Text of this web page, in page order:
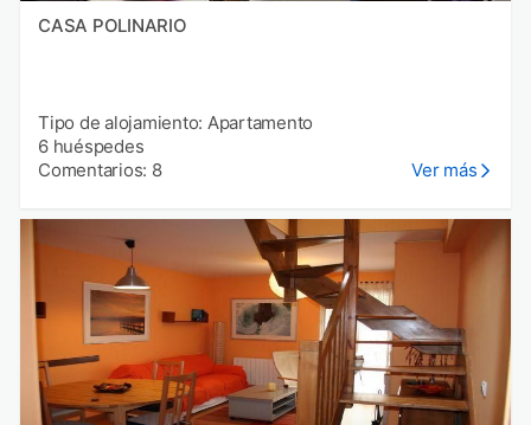
CASA POLINARIO
Tipo de alojamiento: Apartamento
6 huéspedes
Comentarios: 8
Ver más